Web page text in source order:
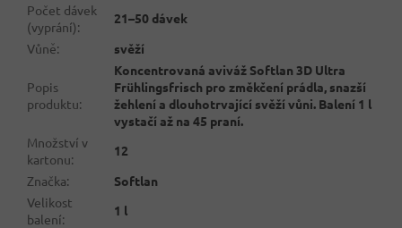
Počet dávek
(vyprání):
21–50 dávek
Vůně: svěží
Popis
produktu:
Koncentrovaná aviváž Softlan 3D Ultra
Frühlingsfrisch pro změkčení prádla, snazší
žehlení a dlouhotrvající svěží vůni. Balení 1 l
vystačí až na 45 praní.
Množství v
kartonu:
12
Značka:
Softlan
Velikost
balení:
1 l